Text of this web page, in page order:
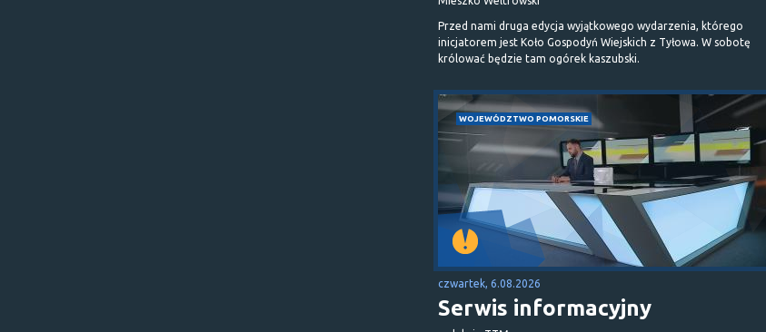
Przed nami druga edycja wyjątkowego wydarzenia, którego
inicjatorem jest Koło Gospodyń Wiejskich z Tyłowa. W sobotę
królować będzie tam ogórek kaszubski.
WOJEWÓDZTWO POMORSKIE
czwartek, 6.08.2026
Serwis informacyjny